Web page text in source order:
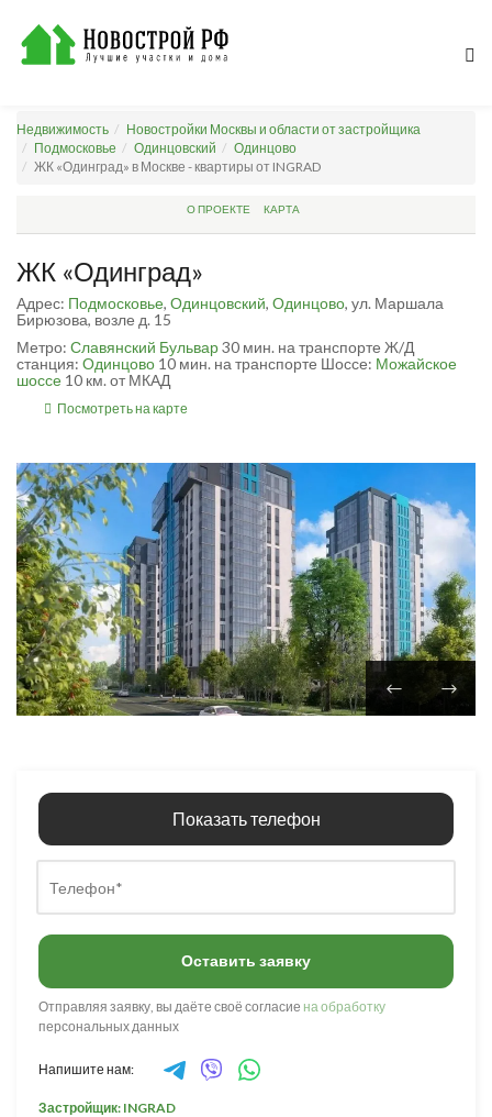
Недвижимость
Новостройки Москвы и области от застройщика
Подмосковье
Одинцовский
Одинцово
ЖК «Одинград» в Москве - квартиры от INGRAD
О ПРОЕКТЕ КАРТА
ЖК «Одинград»
Адрес: Подмосковье, Одинцовский, Одинцово, ул. Маршала
Бирюзова, возле д. 15
Метро: Славянский Бульвар30 мин. на транспорте Ж/Д
станция: Одинцово 10 мин. на транспорте Шоссе: Можайское
шоссе 10 км. от МКАД
Посмотреть на карте
Показать телефон
Оставить заявку
Отправляя заявку, вы даёте своё согласие на обработку
персональных данных
Напишите нам:
Застройщик: INGRAD